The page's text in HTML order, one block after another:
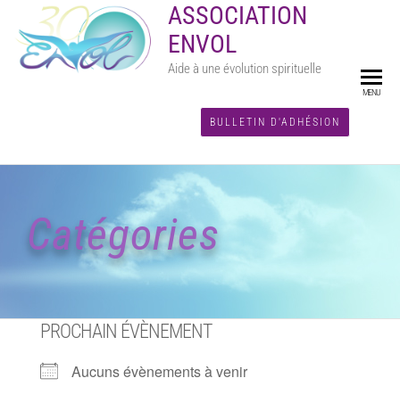
ASSOCIATION
ENVOL
Aide à une évolution spirituelle
BULLETIN D'ADHÉSION
MENU
Catégories
PROCHAIN ÉVÈNEMENT
Aucuns évènements à venir